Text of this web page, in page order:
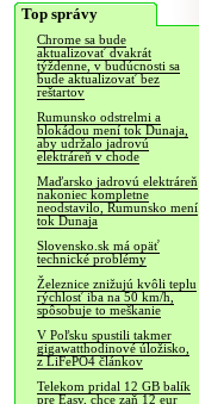
Top správy
Chrome sa bude
aktualizovať dvakrát
týždenne, v budúcnosti sa
bude aktualizovať bez
reštartov
Rumunsko odstrelmi a
blokádou mení tok Dunaja,
aby udržalo jadrovú
elektráreň v chode
Maďarsko jadrovú elektráreň
nakoniec kompletne
neodstavilo, Rumunsko mení
tok Dunaja
Slovensko.sk má opäť
technické problémy
Železnice znižujú kvôli teplu
rýchlosť iba na 50 km/h,
spôsobuje to meškanie
V Poľsku spustili takmer
gigawatthodinové úložisko,
z LiFePO4 článkov
Telekom pridal 12 GB balík
pre Easy, chce zaň 12 eur